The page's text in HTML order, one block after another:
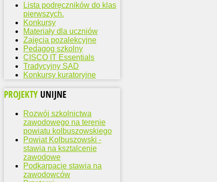
Lista podręczników do klas
pierwszych.
Konkursy
Materiały dla uczniów
Zajęcia pozalekcyjne
Pedagog szkolny
CISCO IT Essentials
Tradycyjny SAD
Konkursy kuratoryjne
PROJEKTY UNIJNE
Rozwój szkolnictwa
zawodowego na terenie
powiatu kolbuszowskiego
Powiat Kolbuszowski -
stawia na ksztalcenie
zawodowe
Podkarpacie stawia na
zawodowców